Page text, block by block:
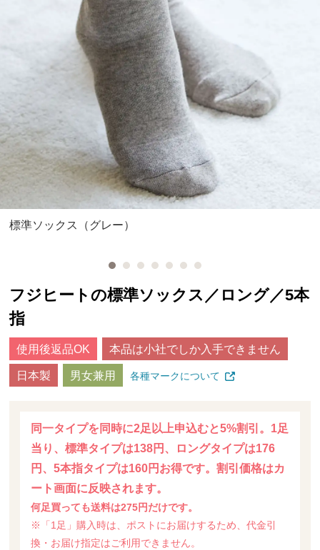
標準ソックス（グレー）
フジヒートの標準ソックス／ロング／5本
指
使用後返品OK 本品は小社でしか入手できません
日本製 男女兼用 各種マークについて
同一タイプを同時に2足以上申込むと5%割引。1足
当り、標準タイプは138円、ロングタイプは176
円、5本指タイプは160円お得です。割引価格はカ
ート画面に反映されます。
何足買っても送料は275円だけです。
※「1足」購入時は、ポストにお届けするため、代金引
換・お届け指定はご利用できません。